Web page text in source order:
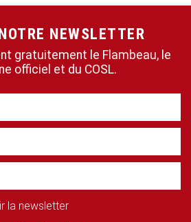
NEWSLETTER
gratuitement le Flambeau, le
officiel et du COSL.
la newsletter